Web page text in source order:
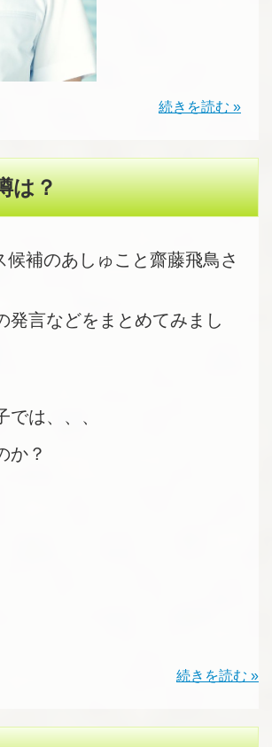
続きを読む »
は？
補のあしゅこと齋藤飛鳥さ
発言などをまとめてみまし
は、、、
か？
続きを読む »